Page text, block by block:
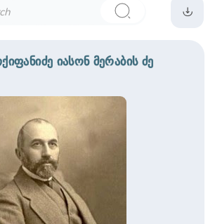
იასონ მერაბის ძე